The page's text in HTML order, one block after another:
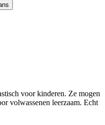
voor kinderen. Ze mogen
volwassenen leerzaam. Echt